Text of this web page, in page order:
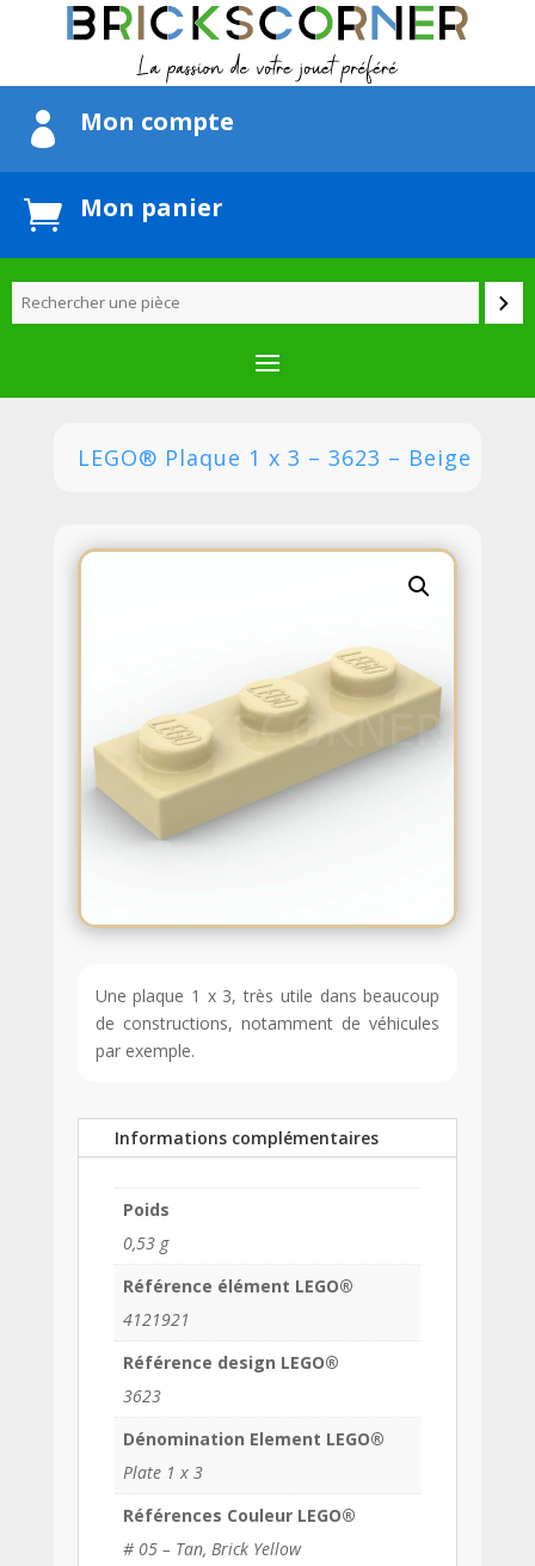
 Mon compte
 Mon panier
LEGO® Plaque 1 x 3 – 3623 – Beige
Une plaque 1 x 3, très utile dans beaucoup
de constructions, notamment de véhicules
par exemple.
Informations complémentaires
Poids
0,53 g
Référence élément LEGO®
4121921
Référence design LEGO®
3623
Dénomination Element LEGO®
Plate 1 x 3
Références Couleur LEGO®
# 05 – Tan, Brick Yellow